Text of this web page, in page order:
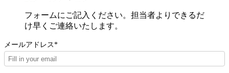
フォームにご記入ください。担当者よりできるだ
け早くご連絡いたします。
メールアドレス*